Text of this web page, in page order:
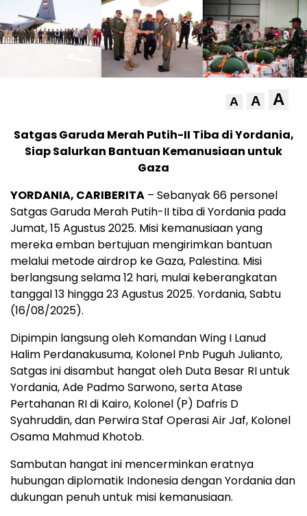
A A A
Satgas Garuda Merah Putih-II Tiba di Yordania,
Siap Salurkan Bantuan Kemanusiaan untuk
Gaza
YORDANIA, CARIBERITA – Sebanyak 66 personel
Satgas Garuda Merah Putih-II tiba di Yordania pada
Jumat, 15 Agustus 2025. Misi kemanusiaan yang
mereka emban bertujuan mengirimkan bantuan
melalui metode airdrop ke Gaza, Palestina. Misi
berlangsung selama 12 hari, mulai keberangkatan
tanggal 13 hingga 23 Agustus 2025. Yordania, Sabtu
(16/08/2025).
Dipimpin langsung oleh Komandan Wing I Lanud
Halim Perdanakusuma, Kolonel Pnb Puguh Julianto,
Satgas ini disambut hangat oleh Duta Besar RI untuk
Yordania, Ade Padmo Sarwono, serta Atase
Pertahanan RI di Kairo, Kolonel (P) Dafris D
Syahruddin, dan Perwira Staf Operasi Air Jaf, Kolonel
Osama Mahmud Khotob.
Sambutan hangat ini mencerminkan eratnya
hubungan diplomatik Indonesia dengan Yordania dan
dukungan penuh untuk misi kemanusiaan.